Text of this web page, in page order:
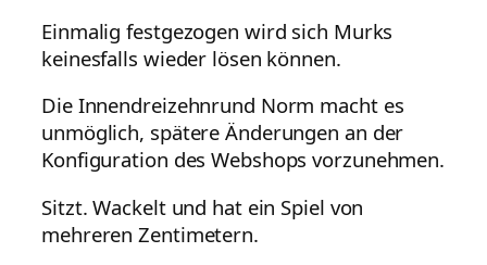
Einmalig festgezogen wird sich Murks
keinesfalls wieder lösen können.
Die Innendreizehnrund Norm macht es
unmöglich, spätere Änderungen an der
Konfiguration des Webshops vorzunehmen.
Sitzt. Wackelt und hat ein Spiel von
mehreren Zentimetern.